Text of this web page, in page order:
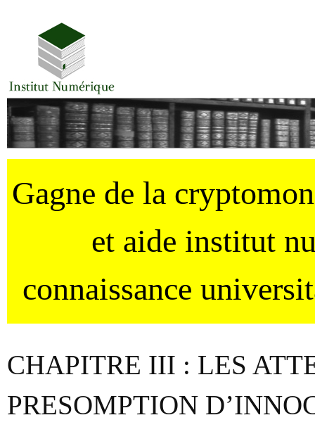
Gagne de la
et aide institut
connaissance
CHAPITRE III : LES
PRESOMPTION